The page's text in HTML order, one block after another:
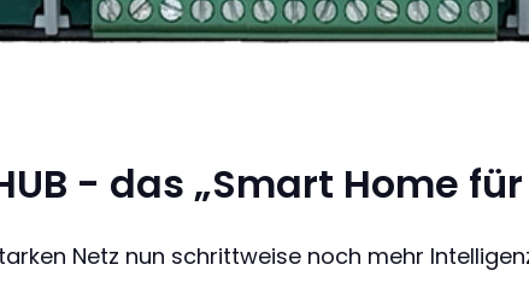
- das „Smart Home
Netz nun schrittweise noch mehr